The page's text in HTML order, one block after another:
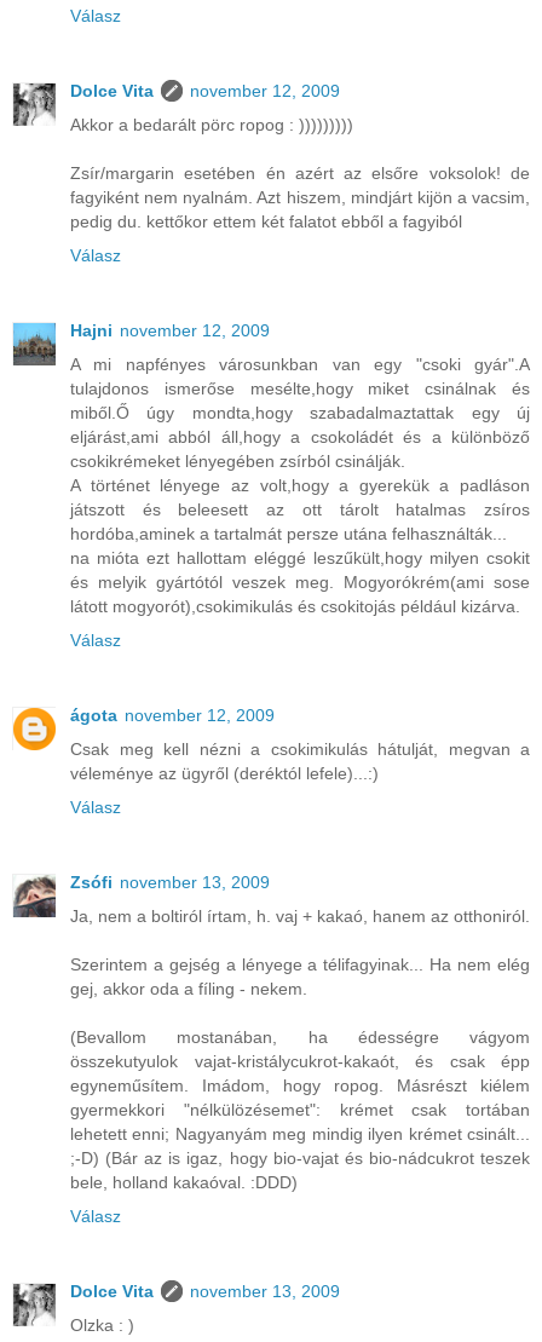
Válasz
Dolce Vita
november 12, 2009
Akkor a bedarált pörc ropog : )))))))))
Zsír/margarin esetében én azért az elsőre voksolok! de
fagyiként nem nyalnám. Azt hiszem, mindjárt kijön a vacsim,
pedig du. kettőkor ettem két falatot ebből a fagyiból
Válasz
Hajni november 12, 2009
A mi napfényes városunkban van egy "csoki gyár".A
tulajdonos ismerőse mesélte,hogy miket csinálnak és
miből.Ő úgy mondta,hogy szabadalmaztattak egy új
eljárást,ami abból áll,hogy a csokoládét és a különböző
csokikrémeket lényegében zsírból csinálják.
A történet lényege az volt,hogy a gyerekük a padláson
játszott és beleesett az ott tárolt hatalmas zsíros
hordóba,aminek a tartalmát persze utána felhasználták...
na mióta ezt hallottam eléggé leszűkült,hogy milyen csokit
és melyik gyártótól veszek meg. Mogyorókrém(ami sose
látott mogyorót),csokimikulás és csokitojás például kizárva.
Válasz
ágota november 12, 2009
Csak meg kell nézni a csokimikulás hátulját, megvan a
véleménye az ügyről (deréktól lefele)...:)
Válasz
Zsófi november 13, 2009
Ja, nem a boltiról írtam, h. vaj + kakaó, hanem az otthoniról.
Szerintem a gejség a lényege a télifagyinak... Ha nem elég
gej, akkor oda a fíling - nekem.
(Bevallom mostanában, ha édességre vágyom
összekutyulok vajat-kristálycukrot-kakaót, és csak épp
egyneműsítem. Imádom, hogy ropog. Másrészt kiélem
gyermekkori "nélkülözésemet": krémet csak tortában
lehetett enni; Nagyanyám meg mindig ilyen krémet csinált...
;-D) (Bár az is igaz, hogy bio-vajat és bio-nádcukrot teszek
bele, holland kakaóval. :DDD)
Válasz
Dolce Vita
november 13, 2009
Olzka : )